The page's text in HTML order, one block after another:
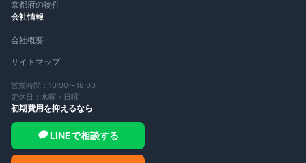
京都府の物件
会社情報
会社概要
サイトマップ
営業時間：10:00〜18:00
定休日：水曜・日曜
初期費用を抑えるなら
LINEで相談する